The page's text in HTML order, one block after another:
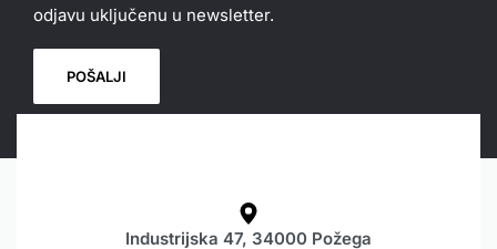
odjavu uključenu u newsletter.
Industrijska 47, 34000 Požega